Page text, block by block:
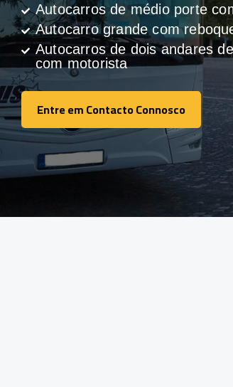
Autocarros de médio porte
Autocarro grande com
Autocarros de dois andares
com motorista
Entre em Contacto Connosco
Entre em Contacto Connosco